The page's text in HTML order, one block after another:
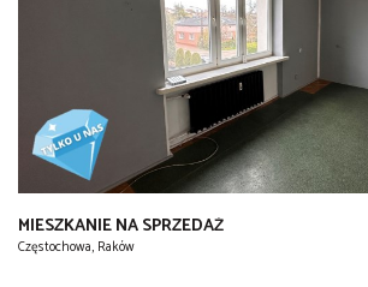
MIESZKANIE NA SPRZEDAŻ
Częstochowa, Raków